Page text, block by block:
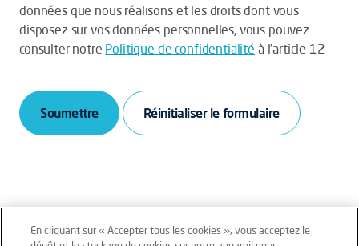
données que nous réalisons et les droits dont vous
disposez sur vos données personnelles, vous pouvez
consulter notre Politique de confidentialité à l’article 12
Soumettre
En cliquant sur « Accepter tous les cookies », vous acceptez le